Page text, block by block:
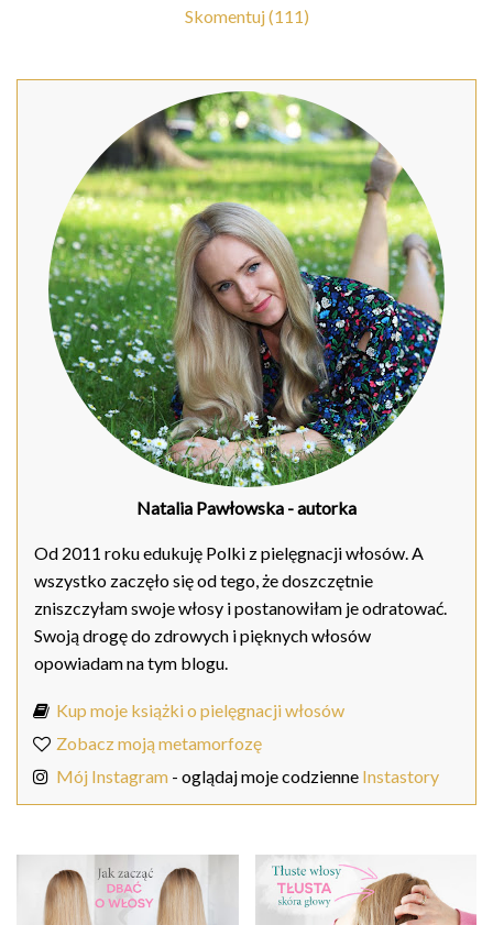
Skomentuj (111)
Natalia Pawłowska - autorka
Od 2011 roku edukuję Polki z pielęgnacji włosów. A
wszystko zaczęło się od tego, że doszczętnie
zniszczyłam swoje włosy i postanowiłam je odratować.
Swoją drogę do zdrowych i pięknych włosów
opowiadam na tym blogu.
Kup moje książki o pielęgnacji włosów
Zobacz moją metamorfozę
Mój Instagram - oglądaj moje codzienne Instastory